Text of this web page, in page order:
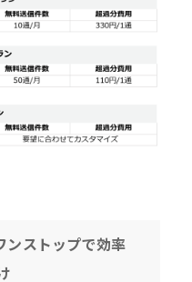
ンストップで効率